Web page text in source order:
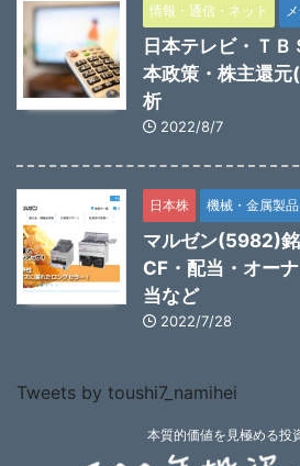
情報・通信・ネット
日本テレビ・Ｔ
本政策・株主還元
析
2022/8/7
日本株 機械・金属製
マルゼン(5982)
CF・配当・オー
当など
2022/7/28
Tweets by toushi7_namihei
本質的価値を見極める投